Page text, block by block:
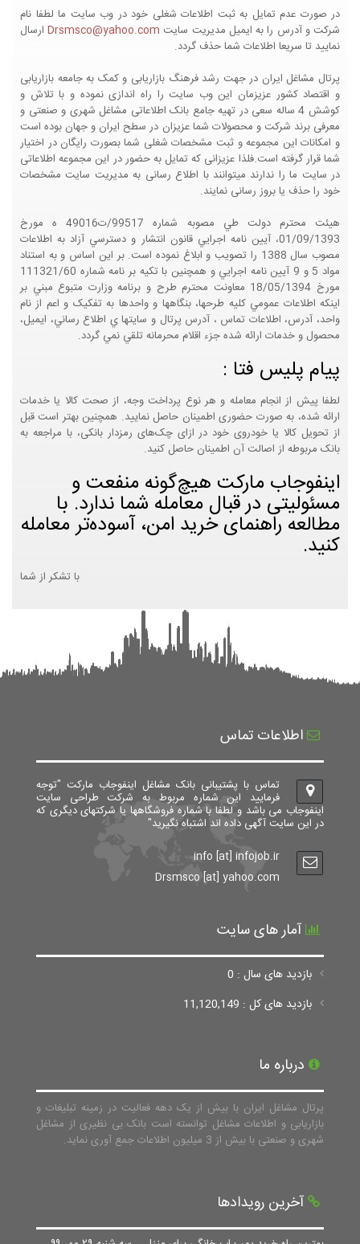
در صورت عدم تمایل به ثبت اطلاعات شغلی خود در وب سایت ما لطفا نام
شرکت و آدرس را به ایمیل مدیریت سایت Drsmsco@yahoo.comارسال
نمایید تا سریعا اطلاعات شما حذف گردد.
پرتال مشاغل ایران در جهت رشد فرهنگ بازاریابی و کمک به جامعه بازاریابی
و اقتصاد کشور عزیزمان این وب سایت را راه اندازی نموده و با تلاش و
کوشش 4 ساله سعی در تهیه جامع بانک اطلاعاتی مشاغل شهری و صنعتی و
معرفی برند شرکت و محصولات شما عزیزان در سطح ایران و جهان بوده است
و امکانات این مجموعه و ثبت مشخصات شغلی شما بصورت رایگان در اختیار
شما قرار گرفته است.فلذا عزیزانی که تمایل به حضور در این مجموعه اطلاعاتی
در سایت ما را ندارند میتوانند با اطلاع رسانی به مدیریت سایت مشخصات
خود را حذف یا بروز رسانی نمایند.
هيئت محترم دولت طي مصوبه شماره 99517/ت49016 ه مورخ
01/09/1393، آيين نامه اجرايي قانون انتشار و دسترسي آزاد به اطلاعات
مصوب سال 1388 را تصويب و ابلاغ نموده است. بر اين اساس و به استناد
مواد 5 و 9 آيين نامه اجرايي و همچنين با تکيه بر نامه شماره 111321/60
مورخ 18/05/1394 معاونت محترم طرح و برنامه وزارت متبوع مبني بر
اينکه اطلاعات عمومي کليه طرحها، بنگاهها و واحدها به تفکيک و اعم از نام
واحد، آدرس، اطلاعات تماس ، آدرس پرتال و سايتها ي اطلاع رساني، ايميل،
محصول و خدمات ارائه شده جزء اقلام محرمانه تلقي نمي گردد.
پیام پلیس فتا :
لطفا پیش از انجام معامله و هر نوع پرداخت وجه، از صحت کالا یا خدمات
ارائه شده، به صورت حضوری اطمینان حاصل نمایید. همچنین بهتر است قبل
از تحویل کالا یا خودروی خود در ازای چک‌های رمزدار بانکی، با مراجعه به
بانک مربوطه از اصالت آن اطمینان حاصل کنید.
اینفوجاب مارکت هیچ‌گونه منفعت و
مسئولیتی در قبال معامله شما ندارد. با
مطالعه راهنمای خرید امن، آسوده‌تر معامله
کنید.
با تشکر از شما
اطلاعات تماس
تماس با پشتیبانی بانک مشاغل اینفوجاب مارکت "توجه
فرمایید این شماره مربوط به شرکت طراحی سایت
اینفوجاب می باشد و لطفا با شماره فروشگاهها یا شرکتهای دیگری که
در این سایت آگهی داده اند اشتباه نگیرید"
info [at] infojob.ir
Drsmsco [at] yahoo.com
آمار های سایت
بازدید های سال : 0
بازدید های کل : 11,120,149
درباره ما
پرتال مشاغل ایران با بیش از یک دهه فعالیت در زمینه تبلیغات و
بازاریابی و اطلاعات مشاغل توانسته است بانک بی نظیری از مشاغل
شهری و صنعتی با بیش از 3 میلیون اطلاعات جمع آوری نماید.
آخرین رویدادها